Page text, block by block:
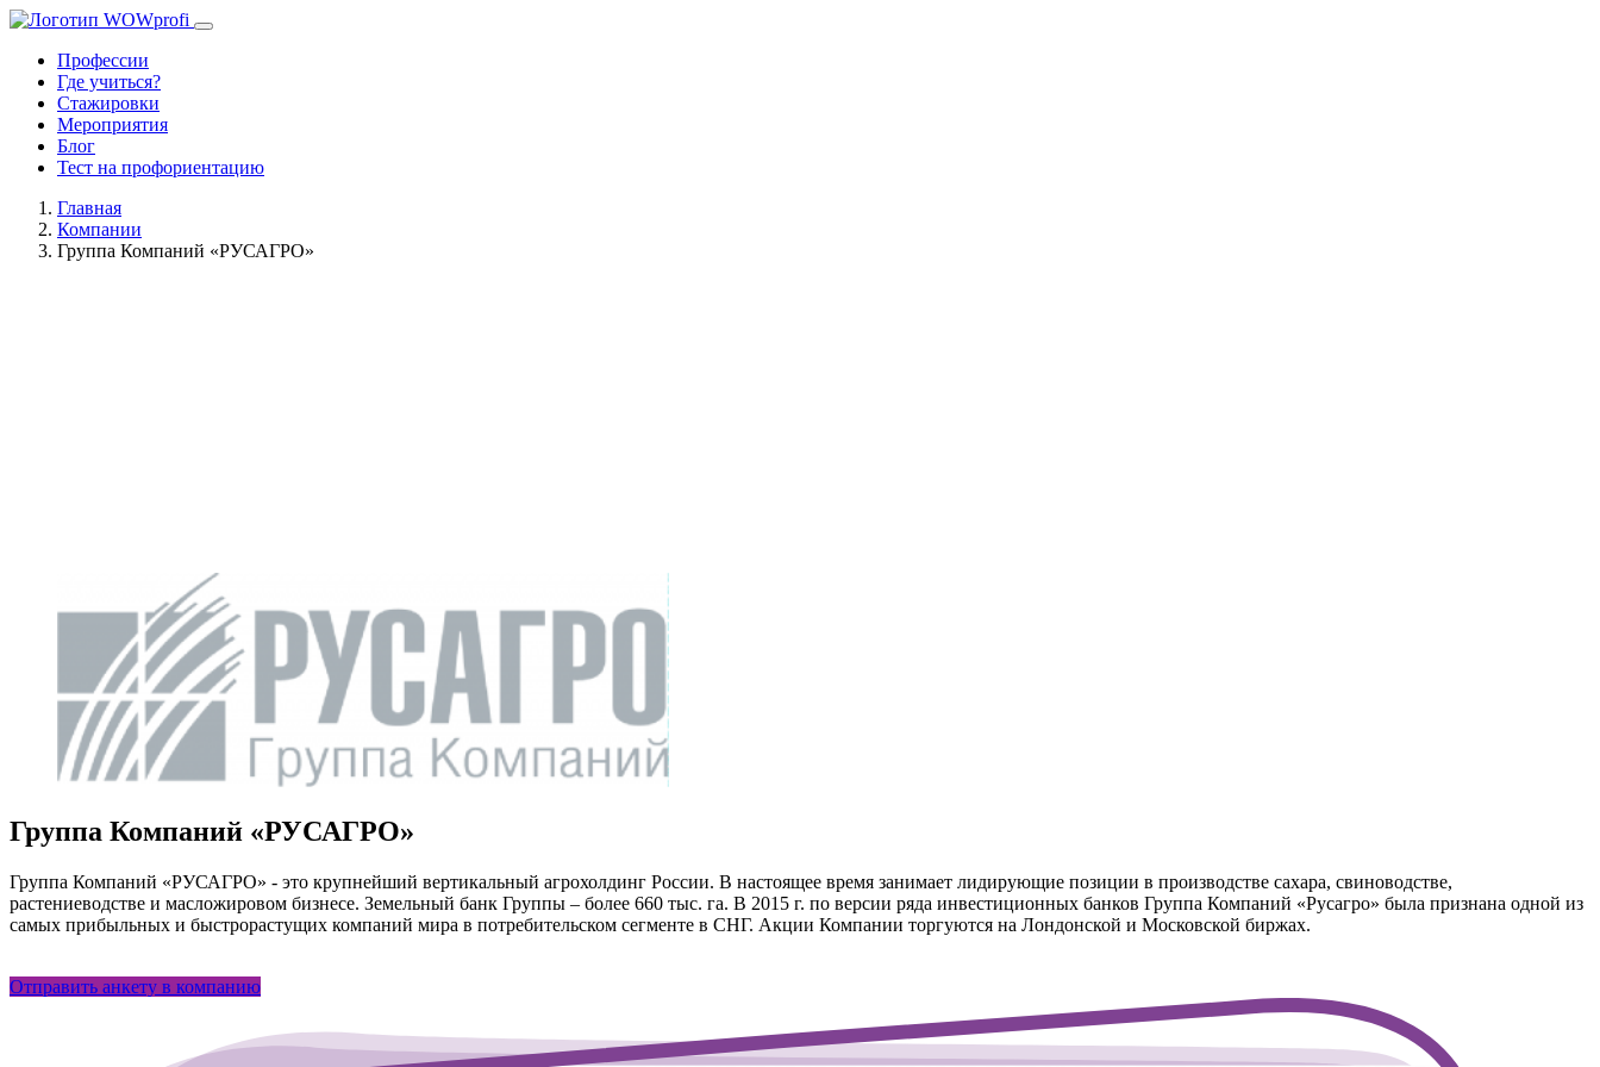
Профессии
Где учиться?
Стажировки
Мероприятия
Блог
Тест на профориентацию
Главная
Компании
Группа Компаний «РУСАГРО»
Группа Компаний «РУСАГРО»
Группа Компаний «РУСАГРО» - это крупнейший вертикальный агрохолдинг России. В настоящее время занимает лидирующие позиции в производстве сахара, свиноводстве,
растениеводстве и масложировом бизнесе. Земельный банк Группы – более 660 тыс. га. В 2015 г. по версии ряда инвестиционных банков Группа Компаний «Русагро» была признана одной из
самых прибыльных и быстрорастущих компаний мира в потребительском сегменте в СНГ. Акции Компании торгуются на Лондонской и Московской биржах.
Отправить анкету в компанию